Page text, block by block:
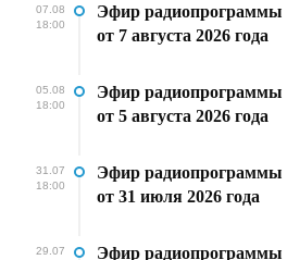
07.08
18:00
Эфир
от 7 августа 2026 года
05.08
18:00
Эфир
от 5 августа 2026 года
31.07
18:00
Эфир
от 31 июля 2026 года
29.07
Эфир